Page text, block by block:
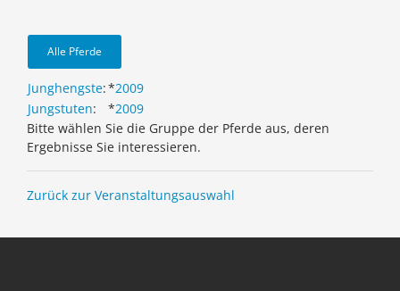
Alle Pferde
Junghengste:*2009
Jungstuten: *2009
Bitte wählen Sie die Gruppe der Pferde aus, deren
Ergebnisse Sie interessieren.
Zurück zur Veranstaltungsauswahl